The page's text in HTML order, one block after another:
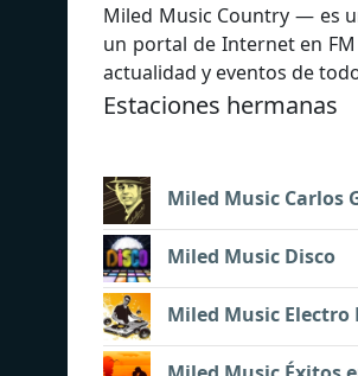
Miled Music Country — es
un portal de Internet en FM
actualidad y eventos de
Estaciones hermanas
Miled Music Carlos
Miled Music Disco
Miled Music Electro